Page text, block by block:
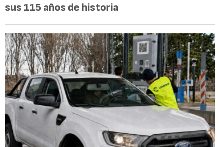
sus 115 años de historia